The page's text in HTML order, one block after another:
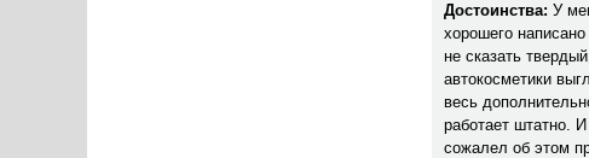
Достоинства: У
хорошего
не сказать
автокосметики
весь
работает штатно.
сожалел об этом